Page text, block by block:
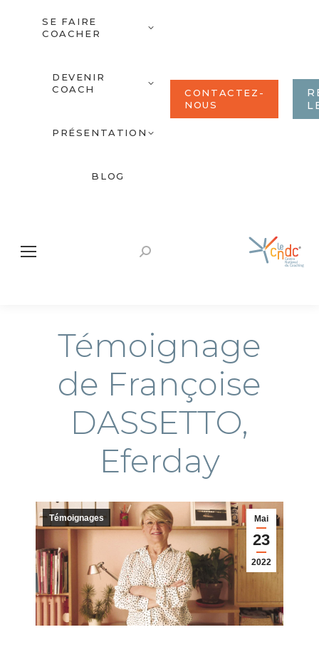
SE FAIRE
COACHER
DEVENIR
COACH
PRÉSENTATION
BLOG
CONTACTEZ-
NOUS
Recherche
Témoignage
de Françoise
DASSETTO,
Eferday
Mai
23
2022
Témoignages